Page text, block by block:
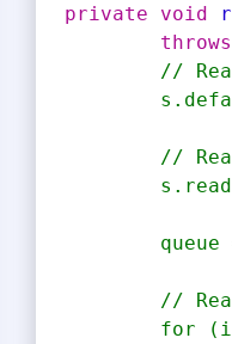
private void
throws
//
// Read in
queue =
// Read
for (int i